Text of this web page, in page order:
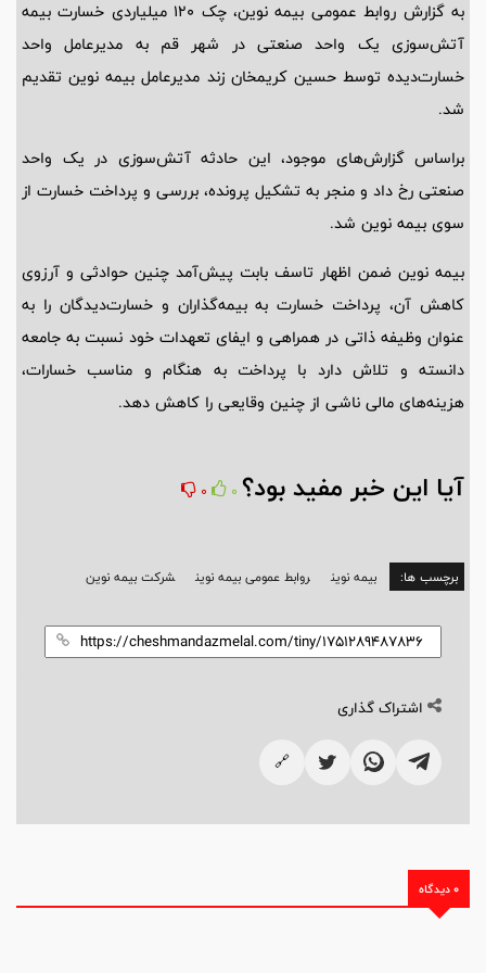
به گزارش روابط عمومی بیمه نوین، چک 120 میلیاردی خسارت بیمه
آتش‌سوزی یک واحد صنعتی در شهر قم به مدیرعامل واحد
خسارت‌دیده توسط حسین کریمخان زند مدیرعامل بیمه نوین تقدیم
شد.
براساس گزارش‌های موجود، این حادثه آتش‌سوزی در یک واحد
صنعتی رخ داد و منجر به تشکیل پرونده، بررسی و پرداخت خسارت از
سوی بیمه نوین شد.
بیمه نوین ضمن اظهار تاسف بابت پیش‌آمد چنین حوادثی و آرزوی
کاهش آن، پرداخت خسارت به بیمه‌گذاران و خسارت‌دیدگان را به
عنوان وظیفه ذاتی در همراهی و ایفای تعهدات خود نسبت به جامعه
دانسته و تلاش دارد با پرداخت به هنگام و مناسب خسارات،
هزینه‌های مالی ناشی از چنین وقایعی را کاهش دهد.
آیا این خبر مفید بود؟ 0
0
برچسب ها: بیمه نوین روابط عمومی بیمه نوین شرکت بیمه نوین
اشتراک گذاری
🔗
0 دیدگاه